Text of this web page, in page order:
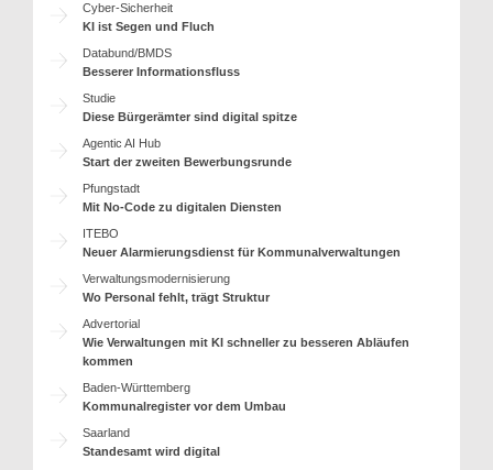
Cyber-Sicherheit
KI ist Segen und Fluch
Databund/BMDS
Besserer Informationsfluss
Studie
Diese Bürgerämter sind digital spitze
Agentic AI Hub
Start der zweiten Bewerbungsrunde
Pfungstadt
Mit No-Code zu digitalen Diensten
ITEBO
Neuer Alarmierungsdienst für Kommunalverwaltungen
Verwaltungsmodernisierung
Wo Personal fehlt, trägt Struktur
Advertorial
Wie Verwaltungen mit KI schneller zu besseren Abläufen
kommen
Baden-Württemberg
Kommunalregister vor dem Umbau
Saarland
Standesamt wird digital